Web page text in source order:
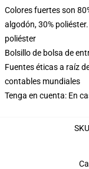
Colores fuertes son
algodón, 30%
poliéster
Bolsillo de bolsa de
Fuentes éticas a raíz
contables mundiales
Tenga en cuenta: En
SKU